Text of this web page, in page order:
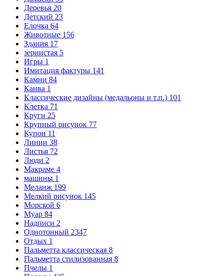
Деревья 20
Детский 23
Елочка 64
Животные 156
Здания 17
зернистая 5
Игры 1
Имитация фактуры 141
Камни 84
Канва 1
Классические дизайны (медальоны и т.п.) 101
Клетка 71
Круги 25
Крупный рисунок 77
Купон 11
Линии 38
Листья 72
Люди 2
Макраме 4
машины 1
Меланж 199
Мелкий рисунок 145
Морской 6
Муар 84
Надписи 2
Однотонный 2347
Отдых 1
Пальметта классическая 8
Пальметта стилизованная 8
Пчелы 1